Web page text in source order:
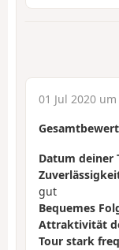
01 Jul 2020 um
Datum deiner
gut
Bequemes
Attraktivität
Tour stark